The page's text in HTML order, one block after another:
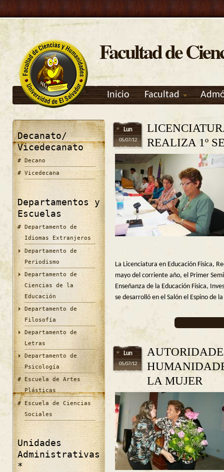
Facultad de
Inicio Facultad
Decanato/
Vicedecanato
Decano
Vicedecana
Departamentos y
Escuelas
Departamento de
Idiomas Extranjeros
Departamento de
Periodismo
Departamento de
Ciencias de la
Educación
Departamento de
Filosofía
Departamento de
Letras
Departamento de
Psicología
Escuela de Artes
Plásticas
Escuela de Ciencias
Sociales
Unidades
Administrativas
*
Lun
05/07/12
REALIZA 1º
La Licenciatura en Educación Física,
mayo del corriente año, el Primer
Enseñanza de la Educación Física,
se desarrolló en el Salón el Espino de
Lun
05/07/12
LA MUJER